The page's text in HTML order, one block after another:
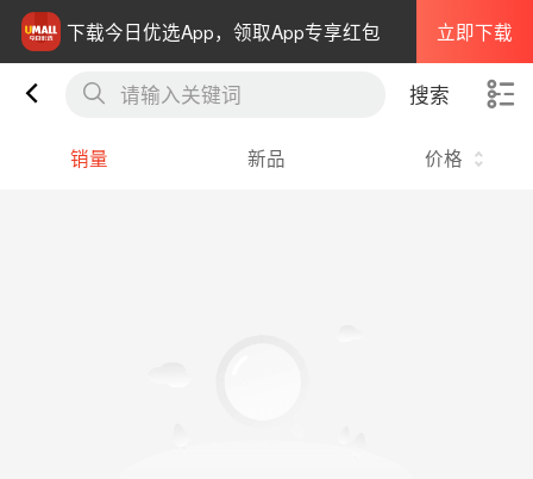
下载今日优选App，领取App专享红包 立即下载
请输入关键词 搜索
销量 新品 价格